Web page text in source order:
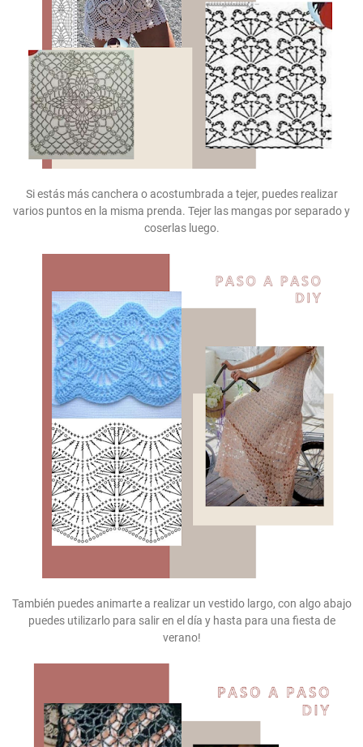
Si estás más canchera o acostumbrada a tejer, puedes realizar
varios puntos en la misma prenda. Tejer las mangas por separado y
coserlas luego.
También puedes animarte a realizar un vestido largo, con algo abajo
puedes utilizarlo para salir en el día y hasta para una fiesta de
verano!